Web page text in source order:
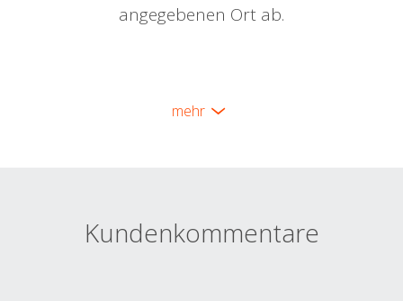
angegebenen Ort ab.
mehr
Kundenkommentare